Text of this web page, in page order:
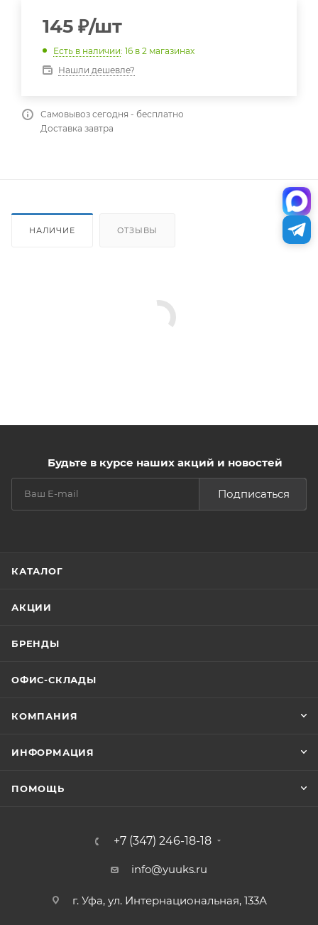
145 ₽/шт
Есть в наличии: 16 в 2 магазинах
Нашли дешевле?
Самовывоз сегодня - бесплатно
Доставка завтра
НАЛИЧИЕ ОТЗЫВЫ
Будьте в курсе наших акций и новостей
Подписаться
КАТАЛОГ
АКЦИИ
БРЕНДЫ
ОФИС-СКЛАДЫ
КОМПАНИЯ
ИНФОРМАЦИЯ
ПОМОЩЬ
+7 (347) 246-18-18
info@yuuks.ru
г. Уфа, ул. Интернациональная, 133А